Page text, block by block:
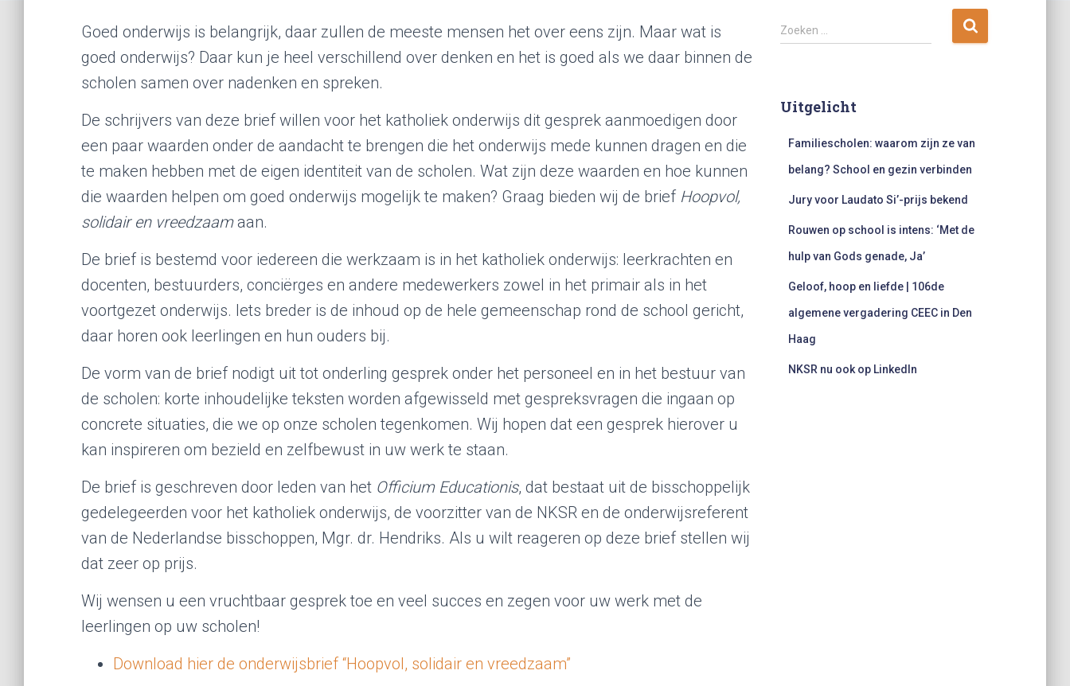
Goed onderwijs is belangrijk, daar zullen de meeste mensen het over eens zijn. Maar wat is
goed onderwijs? Daar kun je heel verschillend over denken en het is goed als we daar binnen de
scholen samen over nadenken en spreken.
De schrijvers van deze brief willen voor het katholiek onderwijs dit gesprek aanmoedigen door
een paar waarden onder de aandacht te brengen die het onderwijs mede kunnen dragen en die
te maken hebben met de eigen identiteit van de scholen. Wat zijn deze waarden en hoe kunnen
die waarden helpen om goed onderwijs mogelijk te maken? Graag bieden wij de brief Hoopvol,
solidair en vreedzaamaan.
De brief is bestemd voor iedereen die werkzaam is in het katholiek onderwijs: leerkrachten en
docenten, bestuurders, conciërges en andere medewerkers zowel in het primair als in het
voortgezet onderwijs. Iets breder is de inhoud op de hele gemeenschap rond de school gericht,
daar horen ook leerlingen en hun ouders bij.
De vorm van de brief nodigt uit tot onderling gesprek onder het personeel en in het bestuur van
de scholen: korte inhoudelijke teksten worden afgewisseld met gespreksvragen die ingaan op
concrete situaties, die we op onze scholen tegenkomen. Wij hopen dat een gesprek hierover u
kan inspireren om bezield en zelfbewust in uw werk te staan.
De brief is geschreven door leden van het Officium Educationis, dat bestaat uit de bisschoppelijk
gedelegeerden voor het katholiek onderwijs, de voorzitter van de NKSR en de onderwijsreferent
van de Nederlandse bisschoppen, Mgr. dr. Hendriks. Als u wilt reageren op deze brief stellen wij
dat zeer op prijs.
Wij wensen u een vruchtbaar gesprek toe en veel succes en zegen voor uw werk met de
leerlingen op uw scholen!
Download hier de onderwijsbrief “Hoopvol, solidair en vreedzaam”
Z
o
n
Zoeken …
Uitgelicht
Familiescholen: waarom zijn ze van
belang? School en gezin verbinden
Jury voor Laudato Si’-prijs bekend
Rouwen op school is intens: ‘Met de
hulp van Gods genade, Ja’
Geloof, hoop en liefde | 106de
algemene vergadering CEEC in Den
Haag
NKSR nu ook op LinkedIn